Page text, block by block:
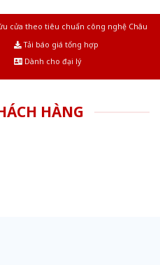
cửa theo tiêu chuẩn công nghệ Châu
Tải báo giá tổng hợp
Dành cho đại lý
HÀNG